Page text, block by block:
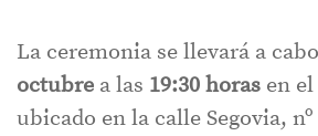
La ceremonia se llevará a
octubre a las 19:30 horas en el
ubicado en la calle Segovia,